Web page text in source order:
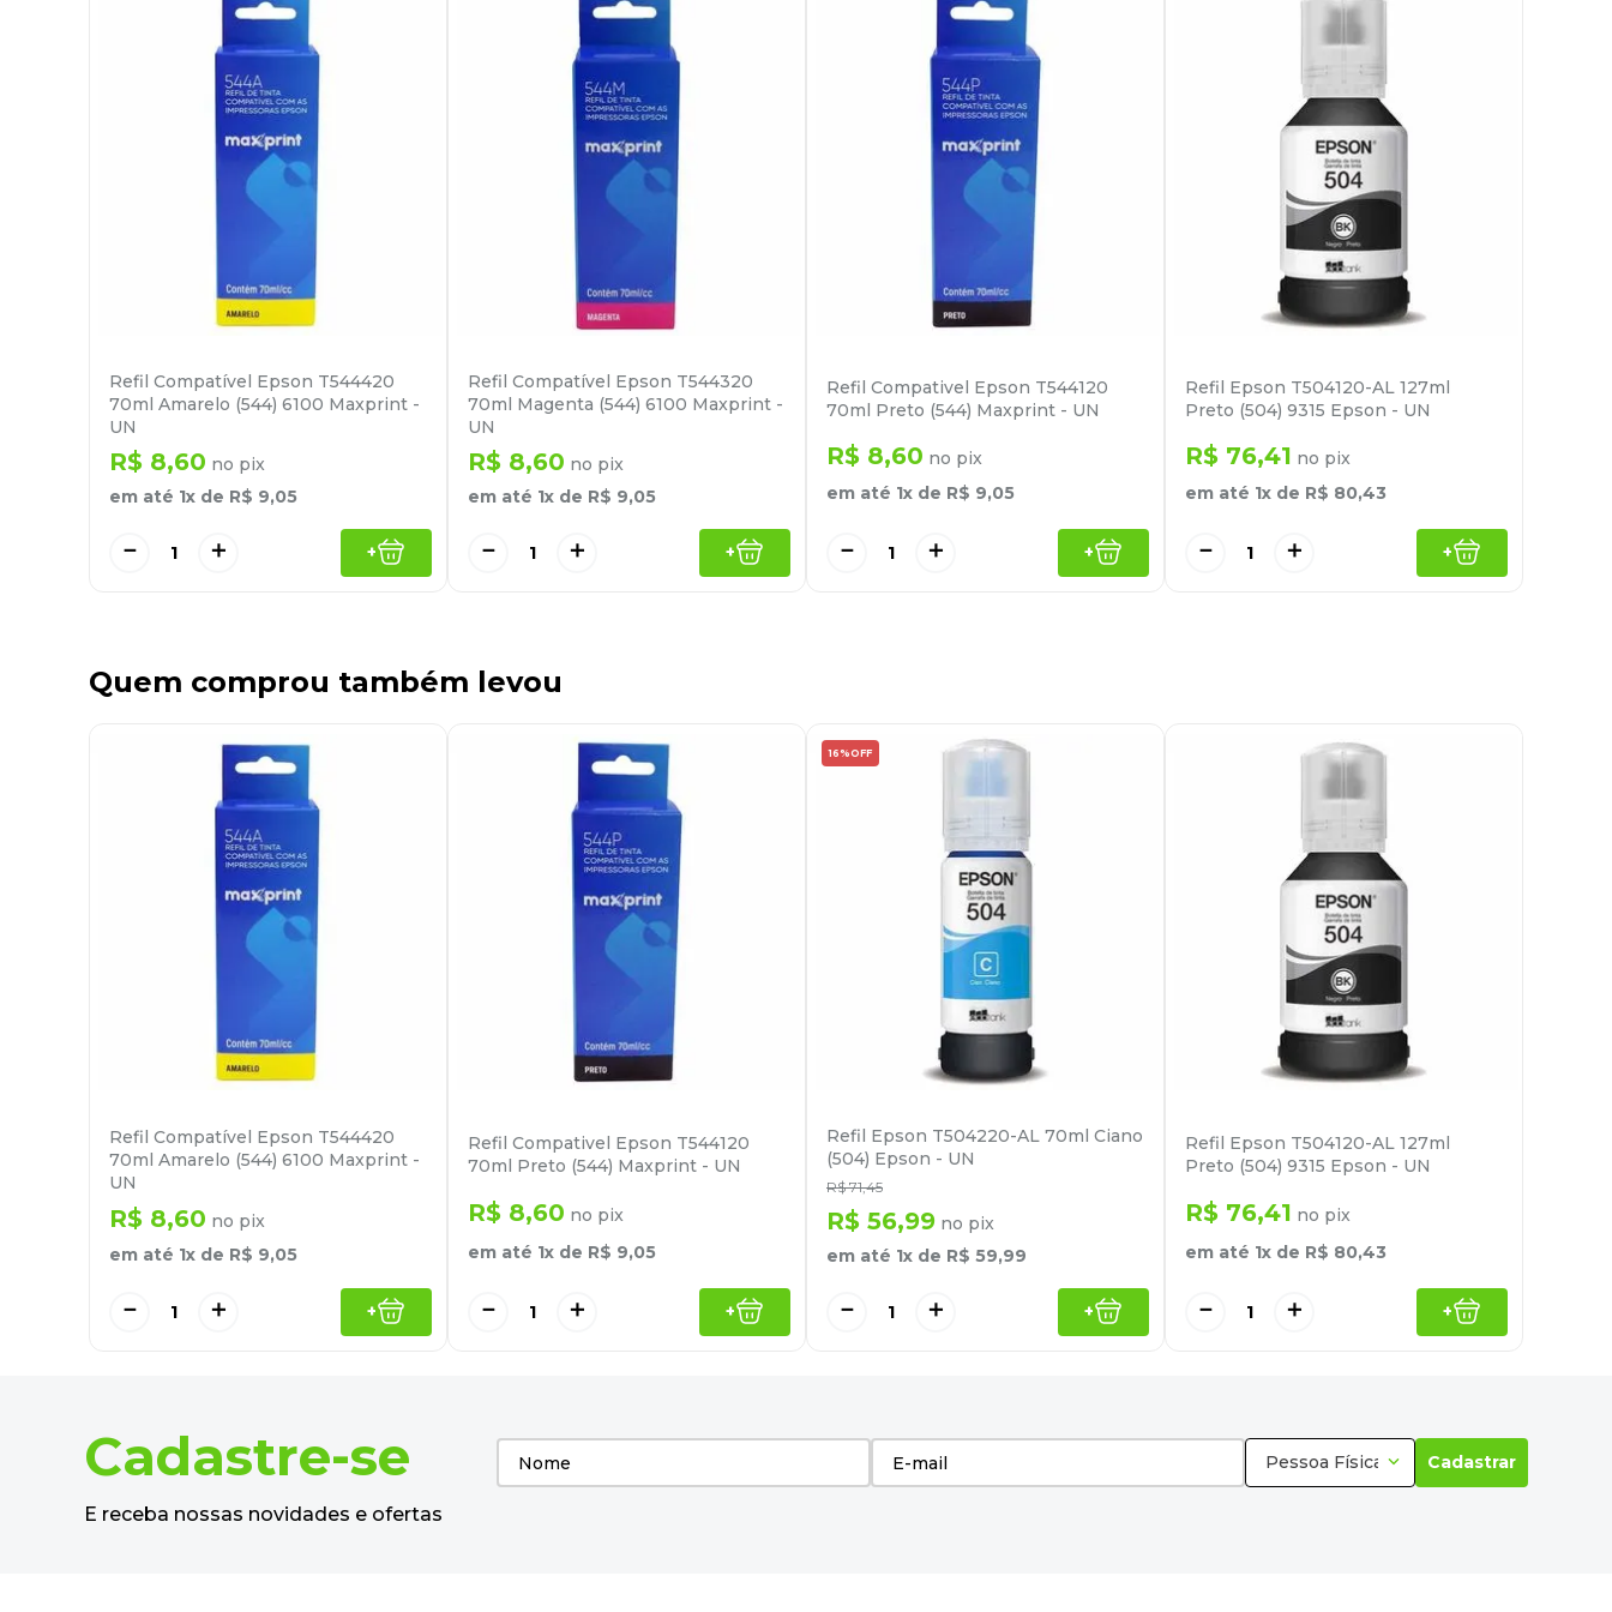
Refil Compatível Epson T544420
70ml Amarelo (544) 6100 Maxprint -
UN
R$ 8,60 no pix
em até 1x de R$ 9,05
＋
－ +
Refil Compatível Epson T544320
70ml Magenta (544) 6100 Maxprint -
UN
R$ 8,60 no pix
em até 1x de R$ 9,05
＋
－ +
Refil Compativel Epson T544120
70ml Preto (544) Maxprint - UN
R$ 8,60 no pix
em até 1x de R$ 9,05
＋
－ +
Refil Epson T504120-AL 127ml
Preto (504) 9315 Epson - UN
R$ 76,41 no pix
em até 1x de R$ 80,43
＋
－ +
Quem comprou também levou
Refil Compatível Epson T544420
70ml Amarelo (544) 6100 Maxprint -
UN
R$ 8,60 no pix
em até 1x de R$ 9,05
＋
－ +
Refil Compativel Epson T544120
70ml Preto (544) Maxprint - UN
R$ 8,60 no pix
em até 1x de R$ 9,05
＋
－ +
16% OFF
Refil Epson T504220-AL 70ml Ciano
(504) Epson - UN
R$ 71,45
R$ 56,99 no pix
em até 1x de R$ 59,99
＋
－ +
Refil Epson T504120-AL 127ml
Preto (504) 9315 Epson - UN
R$ 76,41 no pix
em até 1x de R$ 80,43
＋
－ +
Cadastre-se
E receba nossas novidades e ofertas
Pessoa Física Cadastrar